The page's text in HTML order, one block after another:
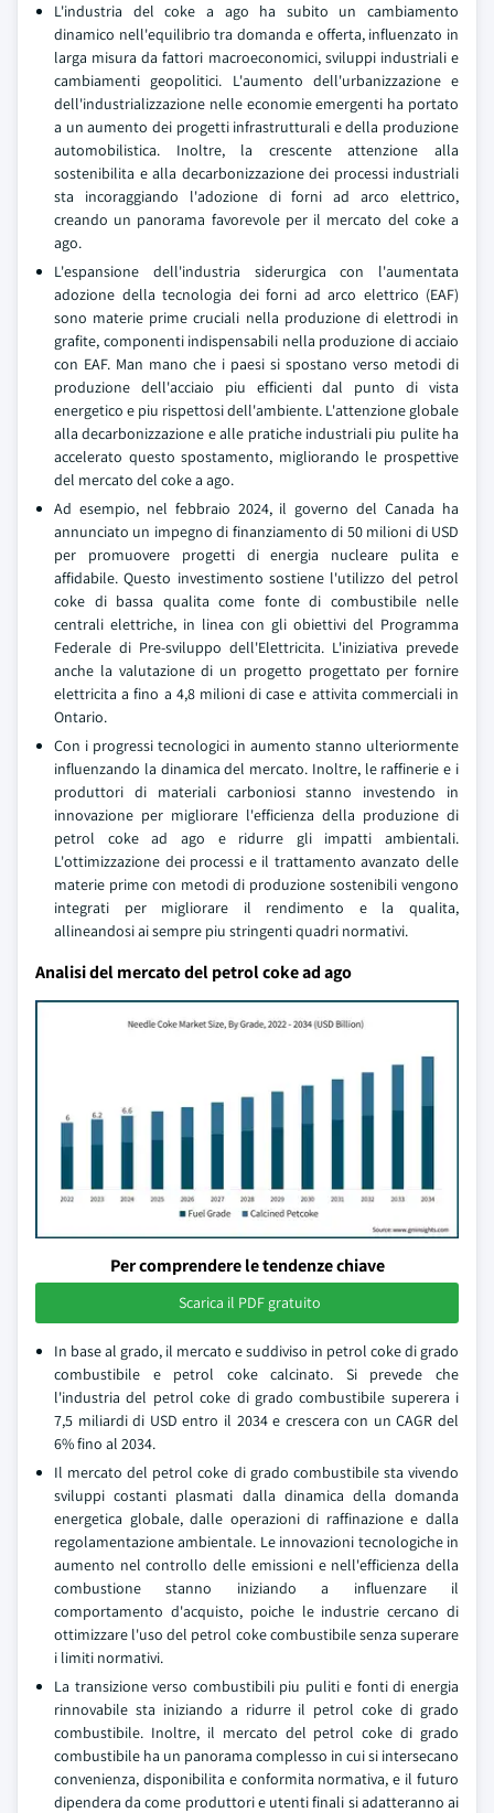
L'industria del coke a ago ha subito un cambiamento
dinamico nell'equilibrio tra domanda e offerta, influenzato in
larga misura da fattori macroeconomici, sviluppi industriali e
cambiamenti geopolitici. L'aumento dell'urbanizzazione e
dell'industrializzazione nelle economie emergenti ha portato
a un aumento dei progetti infrastrutturali e della produzione
automobilistica. Inoltre, la crescente attenzione alla
sostenibilita e alla decarbonizzazione dei processi industriali
sta incoraggiando l'adozione di forni ad arco elettrico,
creando un panorama favorevole per il mercato del coke a
ago.
L'espansione dell'industria siderurgica con l'aumentata
adozione della tecnologia dei forni ad arco elettrico (EAF)
sono materie prime cruciali nella produzione di elettrodi in
grafite, componenti indispensabili nella produzione di acciaio
con EAF. Man mano che i paesi si spostano verso metodi di
produzione dell'acciaio piu efficienti dal punto di vista
energetico e piu rispettosi dell'ambiente. L'attenzione globale
alla decarbonizzazione e alle pratiche industriali piu pulite ha
accelerato questo spostamento, migliorando le prospettive
del mercato del coke a ago.
Ad esempio, nel febbraio 2024, il governo del Canada ha
annunciato un impegno di finanziamento di 50 milioni di USD
per promuovere progetti di energia nucleare pulita e
affidabile. Questo investimento sostiene l'utilizzo del petrol
coke di bassa qualita come fonte di combustibile nelle
centrali elettriche, in linea con gli obiettivi del Programma
Federale di Pre-sviluppo dell'Elettricita. L'iniziativa prevede
anche la valutazione di un progetto progettato per fornire
elettricita a fino a 4,8 milioni di case e attivita commerciali in
Ontario.
Con i progressi tecnologici in aumento stanno ulteriormente
influenzando la dinamica del mercato. Inoltre, le raffinerie e i
produttori di materiali carboniosi stanno investendo in
innovazione per migliorare l'efficienza della produzione di
petrol coke ad ago e ridurre gli impatti ambientali.
L'ottimizzazione dei processi e il trattamento avanzato delle
materie prime con metodi di produzione sostenibili vengono
integrati per migliorare il rendimento e la qualita,
allineandosi ai sempre piu stringenti quadri normativi.
Analisi del mercato del petrol coke ad ago
Per comprendere le tendenze chiave
Scarica il PDF gratuito
In base al grado, il mercato e suddiviso in petrol coke di grado
combustibile e petrol coke calcinato. Si prevede che
l'industria del petrol coke di grado combustibile superera i
7,5 miliardi di USD entro il 2034 e crescera con un CAGR del
6% fino al 2034.
Il mercato del petrol coke di grado combustibile sta vivendo
sviluppi costanti plasmati dalla dinamica della domanda
energetica globale, dalle operazioni di raffinazione e dalla
regolamentazione ambientale. Le innovazioni tecnologiche in
aumento nel controllo delle emissioni e nell'efficienza della
combustione stanno iniziando a influenzare il
comportamento d'acquisto, poiche le industrie cercano di
ottimizzare l'uso del petrol coke combustibile senza superare
i limiti normativi.
La transizione verso combustibili piu puliti e fonti di energia
rinnovabile sta iniziando a ridurre il petrol coke di grado
combustibile. Inoltre, il mercato del petrol coke di grado
combustibile ha un panorama complesso in cui si intersecano
convenienza, disponibilita e conformita normativa, e il futuro
dipendera da come produttori e utenti finali si adatteranno ai